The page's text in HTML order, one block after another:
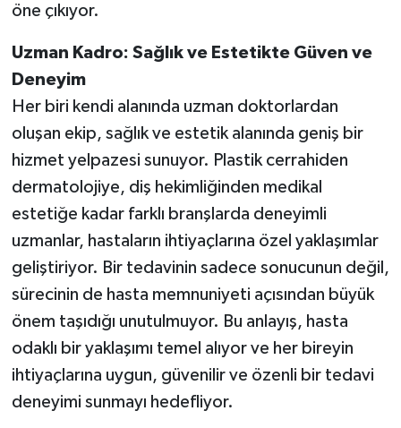
öne çıkıyor.
Uzman Kadro: Sağlık ve Estetikte Güven ve
Deneyim
Her biri kendi alanında uzman doktorlardan
oluşan ekip, sağlık ve estetik alanında geniş bir
hizmet yelpazesi sunuyor. Plastik cerrahiden
dermatolojiye, diş hekimliğinden medikal
estetiğe kadar farklı branşlarda deneyimli
uzmanlar, hastaların ihtiyaçlarına özel yaklaşımlar
geliştiriyor. Bir tedavinin sadece sonucunun değil,
sürecinin de hasta memnuniyeti açısından büyük
önem taşıdığı unutulmuyor. Bu anlayış, hasta
odaklı bir yaklaşımı temel alıyor ve her bireyin
ihtiyaçlarına uygun, güvenilir ve özenli bir tedavi
deneyimi sunmayı hedefliyor.